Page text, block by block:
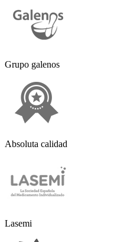
Grupo galenos
Absoluta calidad
Lasemi